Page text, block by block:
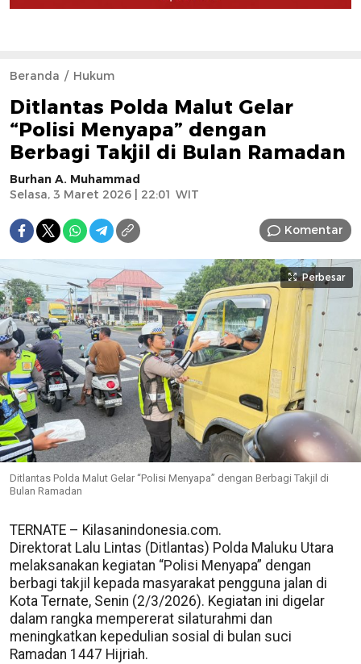
Beranda Hukum
Ditlantas Polda Malut Gelar
“Polisi Menyapa” dengan
Berbagi Takjil di Bulan Ramadan
Burhan A. Muhammad
Selasa, 3 Maret 2026 | 22:01 WIT
Komentar
Perbesar
Ditlantas Polda Malut Gelar “Polisi Menyapa” dengan Berbagi Takjil di
Bulan Ramadan
TERNATE – Kilasanindonesia.com.
Direktorat Lalu Lintas (Ditlantas) Polda Maluku Utara
melaksanakan kegiatan “Polisi Menyapa” dengan
berbagi takjil kepada masyarakat pengguna jalan di
Kota Ternate, Senin (2/3/2026). Kegiatan ini digelar
dalam rangka mempererat silaturahmi dan
meningkatkan kepedulian sosial di bulan suci
Ramadan 1447 Hijriah.